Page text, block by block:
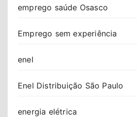
emprego saúde Osasco
Emprego sem experiência
enel
Enel Distribuição São Paulo
energia elétrica